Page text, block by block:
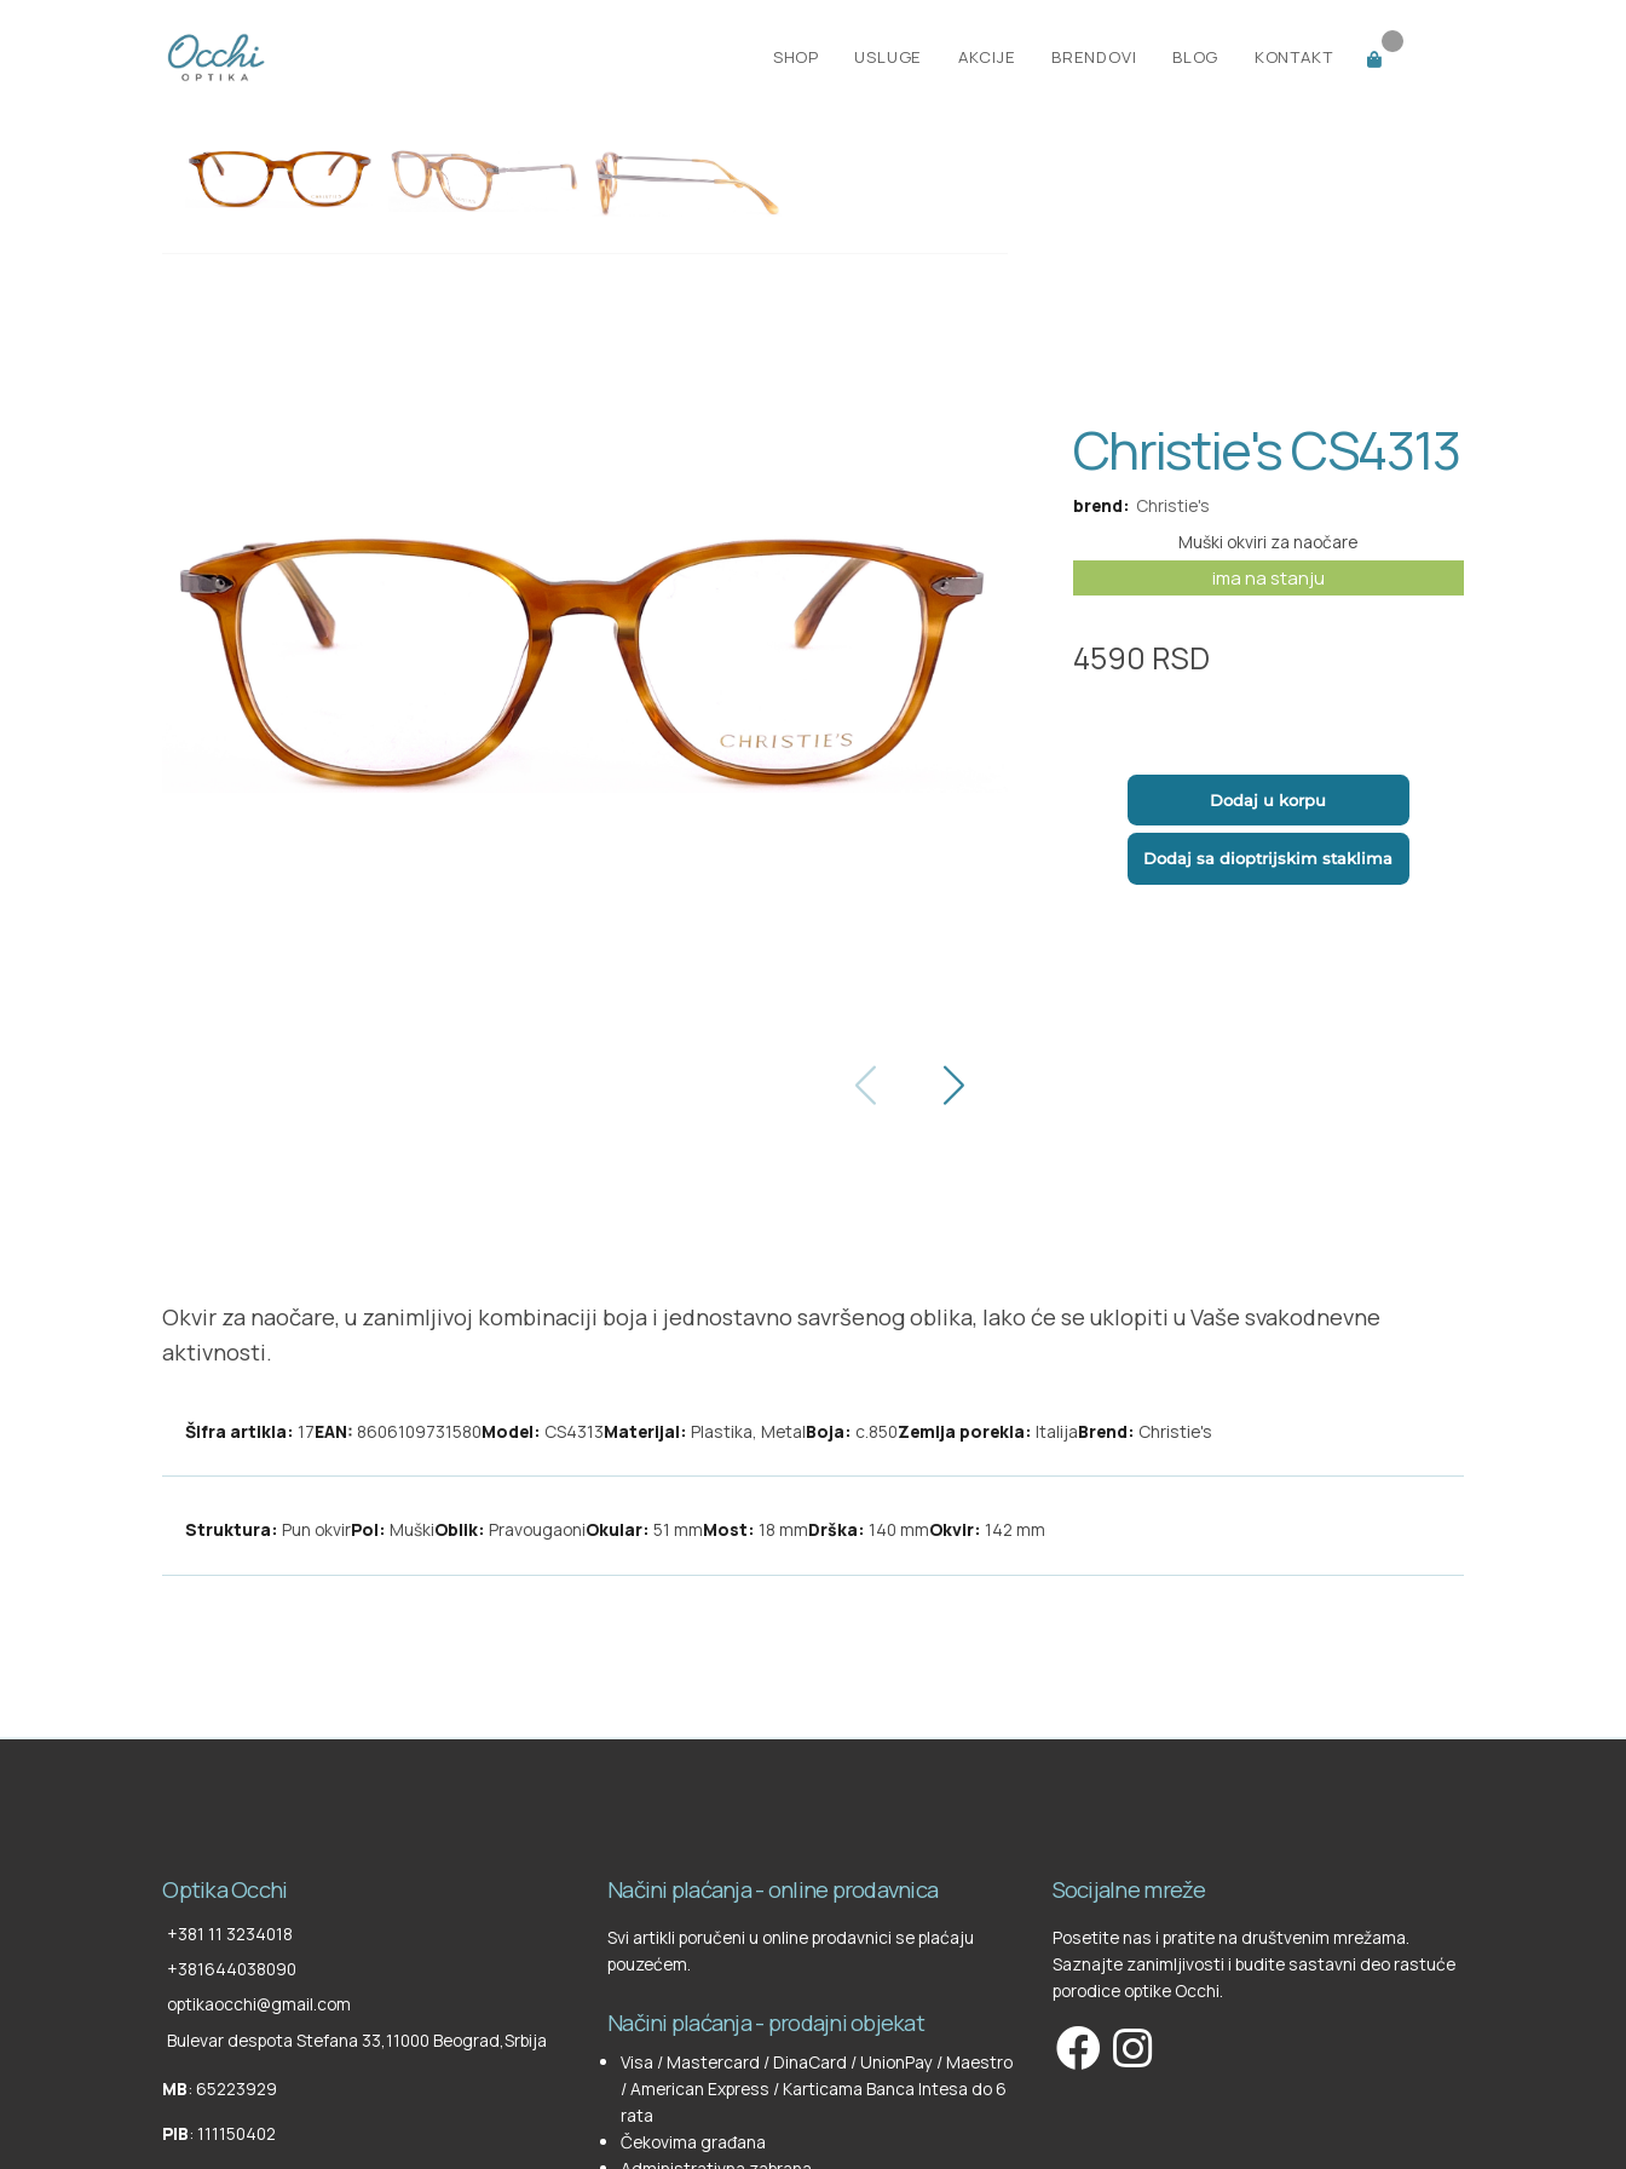
SHOP USLUGE AKCIJE BRENDOVI BLOG KONTAKT
Christie's CS4313
brend: Christie's
Muški okviri za naočare
4590 RSD
Dodaj u korpu
Dodaj sa dioptrijskim staklima
Okvir za naočare, u zanimljivoj kombinaciji boja i jednostavno savršenog oblika, lako će se uklopiti u Vaše svakodnevne
aktivnosti.
Šifra artikla: 17EAN: 8606109731580Model: CS4313Materijal: Plastika, MetalBoja: c.850Zemlja porekla: ItalijaBrend: Christie's
Struktura: Pun okvirPol: MuškiOblik: PravougaoniOkular: 51 mmMost: 18 mmDrška: 140 mmOkvir: 142 mm
Optika Occhi
+381 11 3234018
+381644038090
optikaocchi@gmail.com
Bulevar despota Stefana 33,11000 Beograd,Srbija
MB: 65223929
PIB: 111150402
Načini plaćanja - online prodavnica
Svi artikli poručeni u online prodavnici se plaćaju
pouzećem.
Načini plaćanja - prodajni objekat
Visa / Mastercard / DinaCard / UnionPay / Maestro
/ American Express / Karticama Banca Intesa do 6
rata
Čekovima građana
Socijalne mreže
Posetite nas i pratite na društvenim mrežama.
Saznajte zanimljivosti i budite sastavni deo rastuće
porodice optike Occhi.